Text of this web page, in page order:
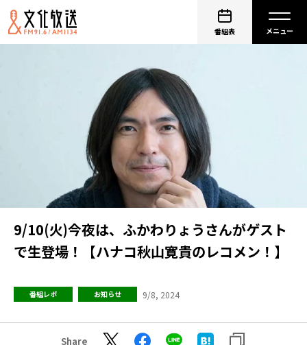
番組表
9/10(火)今夜は、ふかわりょうさんがゲスト
で生登場！【ハナコ秋山寛貴のレコメン！】
番組レポ お知らせ 9/8, 2024
Share